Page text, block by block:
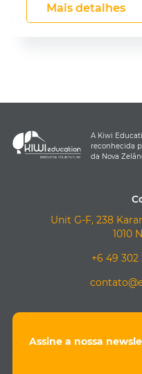
Mais detalhes
A Kiwi
reconhecida
da Nova
Unit G-F, 238
1010
+6 49 302
Assine a nossa